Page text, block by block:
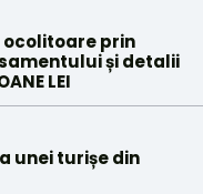
prin
și detalii
LEI
unei turișe din